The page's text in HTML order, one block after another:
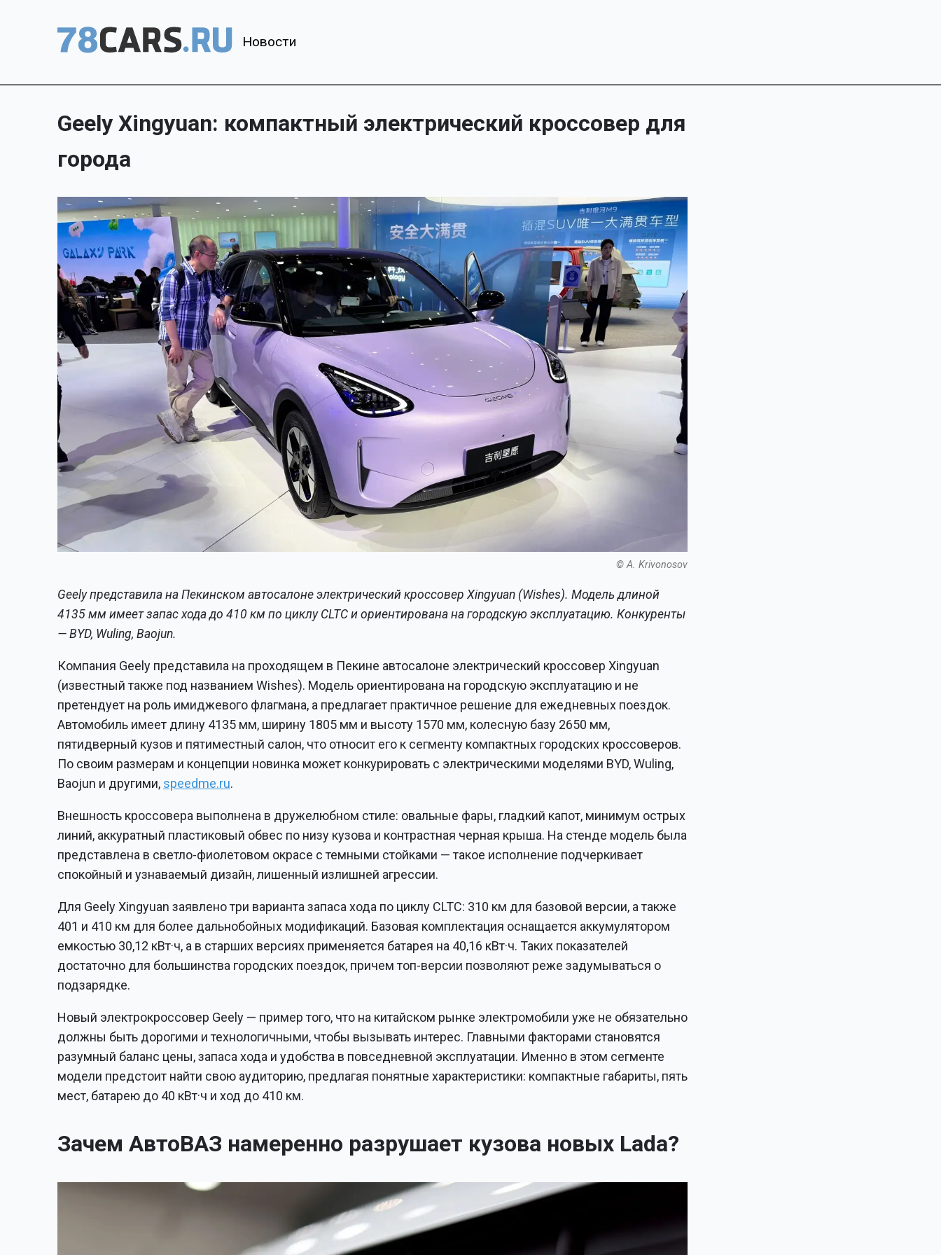
Новости
Geely Xingyuan: компактный электрический кроссовер для
города
© A. Krivonosov
Geely представила на Пекинском автосалоне электрический кроссовер Xingyuan (Wishes). Модель длиной
4135 мм имеет запас хода до 410 км по циклу CLTC и ориентирована на городскую эксплуатацию. Конкуренты
— BYD, Wuling, Baojun.
Компания Geely представила на проходящем в Пекине автосалоне электрический кроссовер Xingyuan
(известный также под названием Wishes). Модель ориентирована на городскую эксплуатацию и не
претендует на роль имиджевого флагмана, а предлагает практичное решение для ежедневных поездок.
Автомобиль имеет длину 4135 мм, ширину 1805 мм и высоту 1570 мм, колесную базу 2650 мм,
пятидверный кузов и пятиместный салон, что относит его к сегменту компактных городских кроссоверов.
По своим размерам и концепции новинка может конкурировать с электрическими моделями BYD, Wuling,
Baojun и другими, speedme.ru.
Внешность кроссовера выполнена в дружелюбном стиле: овальные фары, гладкий капот, минимум острых
линий, аккуратный пластиковый обвес по низу кузова и контрастная черная крыша. На стенде модель была
представлена в светло-фиолетовом окрасе с темными стойками — такое исполнение подчеркивает
спокойный и узнаваемый дизайн, лишенный излишней агрессии.
Для Geely Xingyuan заявлено три варианта запаса хода по циклу CLTC: 310 км для базовой версии, а также
401 и 410 км для более дальнобойных модификаций. Базовая комплектация оснащается аккумулятором
емкостью 30,12 кВт·ч, а в старших версиях применяется батарея на 40,16 кВт·ч. Таких показателей
достаточно для большинства городских поездок, причем топ-версии позволяют реже задумываться о
подзарядке.
Новый электрокроссовер Geely — пример того, что на китайском рынке электромобили уже не обязательно
должны быть дорогими и технологичными, чтобы вызывать интерес. Главными факторами становятся
разумный баланс цены, запаса хода и удобства в повседневной эксплуатации. Именно в этом сегменте
модели предстоит найти свою аудиторию, предлагая понятные характеристики: компактные габариты, пять
мест, батарею до 40 кВт·ч и ход до 410 км.
Зачем АвтоВАЗ намеренно разрушает кузова новых Lada?